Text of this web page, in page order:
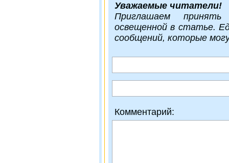
Уважаемые читатели!
Приглашаем
освещенной в статье.
сообщений, которые
Комментарий: